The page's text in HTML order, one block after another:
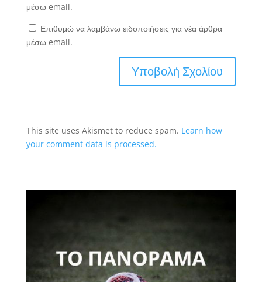
μέσω email.
Επιθυμώ να λαμβάνω ειδοποιήσεις για νέα άρθρα
μέσω email.
This site uses Akismet to reduce spam. Learn how
your comment data is processed.